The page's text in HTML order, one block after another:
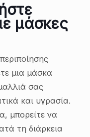
μάσκες
μια μάσκα
σας
και υγρασία.
μπορείτε να
τη διάρκεια